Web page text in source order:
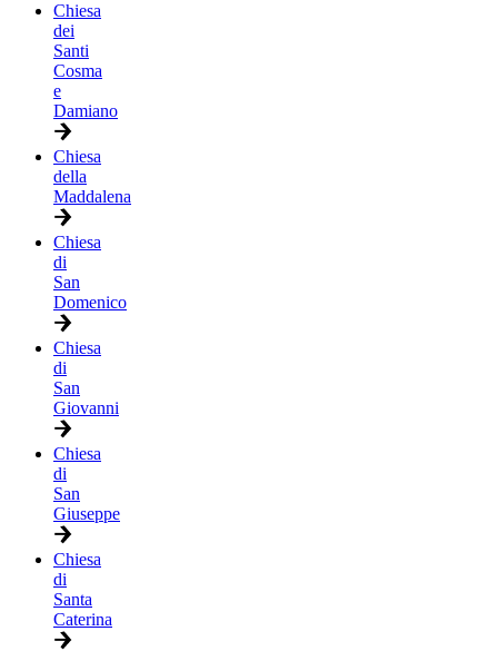
Chiesa
dei
Santi
Cosma
e
Damiano
Chiesa
della
Maddalena
Chiesa
di
San
Domenico
Chiesa
di
San
Giovanni
Chiesa
di
San
Giuseppe
Chiesa
di
Santa
Caterina